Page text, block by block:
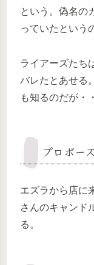
という。偽名の
っていたという
ライアーズたち
バレたとあせる
も知るのだが・
プロポー
エズラから店に
さんのキャンド
る。